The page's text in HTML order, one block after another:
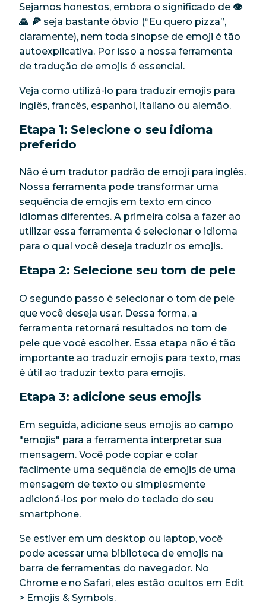
Sejamos honestos, embora o significado de 👁️ ️
🙏 🍕 seja bastante óbvio (“Eu quero pizza”,
claramente), nem toda sinopse de emoji é tão
autoexplicativa. Por isso a nossa ferramenta
de tradução de emojis é essencial.
Veja como utilizá-lo para traduzir emojis para
inglês, francês, espanhol, italiano ou alemão.
Etapa 1: Selecione o seu idioma
preferido
Não é um tradutor padrão de emoji para inglês.
Nossa ferramenta pode transformar uma
sequência de emojis em texto em cinco
idiomas diferentes. A primeira coisa a fazer ao
utilizar essa ferramenta é selecionar o idioma
para o qual você deseja traduzir os emojis.
Etapa 2: Selecione seu tom de pele
O segundo passo é selecionar o tom de pele
que você deseja usar. Dessa forma, a
ferramenta retornará resultados no tom de
pele que você escolher. Essa etapa não é tão
importante ao traduzir emojis para texto, mas
é útil ao traduzir texto para emojis.
Etapa 3: adicione seus emojis
Em seguida, adicione seus emojis ao campo
"emojis" para a ferramenta interpretar sua
mensagem. Você pode copiar e colar
facilmente uma sequência de emojis de uma
mensagem de texto ou simplesmente
adicioná-los por meio do teclado do seu
smartphone.
Se estiver em um desktop ou laptop, você
pode acessar uma biblioteca de emojis na
barra de ferramentas do navegador. No
Chrome e no Safari, eles estão ocultos em Edit
> Emojis & Symbols.